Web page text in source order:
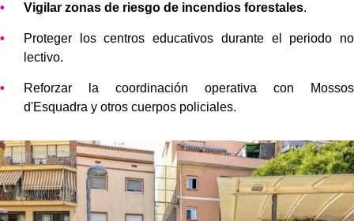
Vigilar zonas de riesgo de incendios forestales.
Proteger los centros educativos durante el periodo no
lectivo.
Reforzar la coordinación operativa con Mossos
d'Esquadra y otros cuerpos policiales.